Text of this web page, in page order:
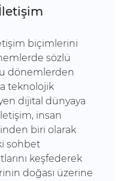
biçimlerini
sözlü
dönemlerden
teknolojik
dijital dünyaya
insan
biri olarak
sohbet
keşfederek
doğası üzerine